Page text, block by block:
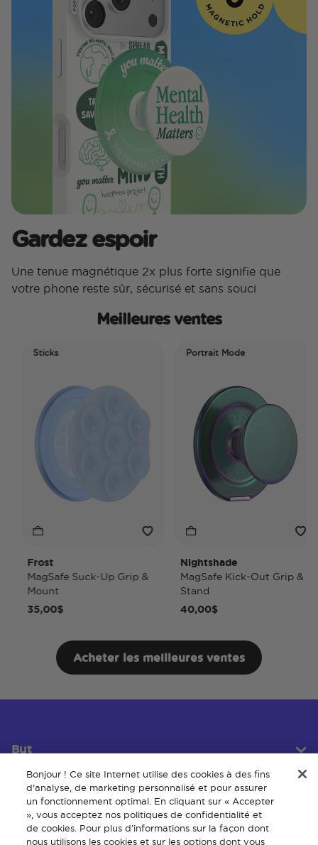
Gardez espoir
Une tenue magnétique 2x plus forte signifie que
votre phone reste sûr, sécurisé et sans souci
Meilleures ventes
Sticks
Frost
MagSafe Suck-Up Grip &
Mount
35,00$
Portrait Mode
Nightshade
MagSafe Kick-Out Grip &
Stand
40,00$
Acheter les meilleures ventes
But
Service client
Bonjour ! Ce site Internet utilise des cookies à des fins
d'analyse, de marketing personnalisé et pour assurer
un fonctionnement optimal. En cliquant sur « Accepter
», vous acceptez nos politiques de confidentialité et
de cookies. Pour plus d’informations sur la façon dont
nous utilisons les cookies et sur les options dont vous